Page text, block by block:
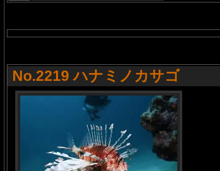
No.2219 ハナミノカサゴ